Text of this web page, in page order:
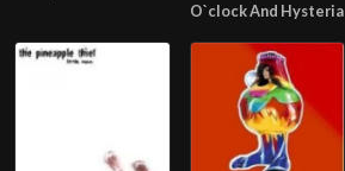
O`clock And Hysteria